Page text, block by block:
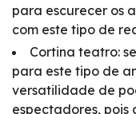
para escurecer os
com este tipo de
Cortina teatro:
para este tipo de
versatilidade de
espectadores, pois